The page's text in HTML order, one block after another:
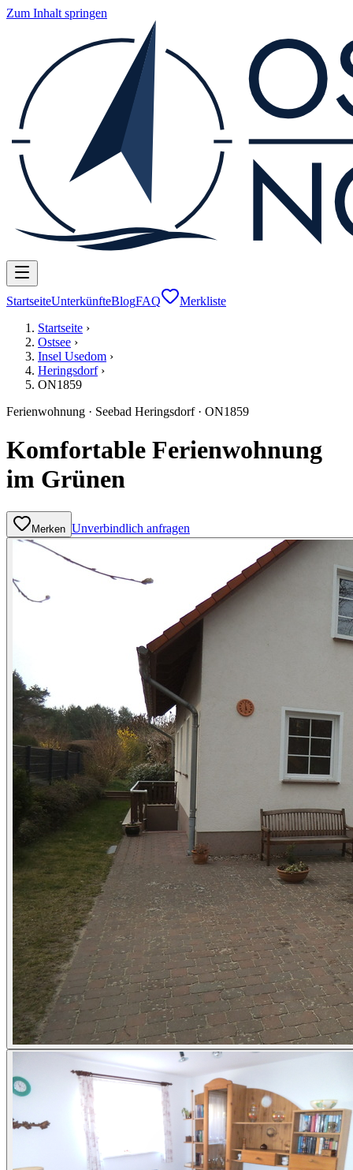
Zum Inhalt springen
StartseiteUnterkünfteBlogFAQ
Merkliste
Startseite ›
Ostsee ›
Insel Usedom ›
Heringsdorf›
ON1859
Ferienwohnung · Seebad Heringsdorf· ON1859
Komfortable Ferienwohnung
im Grünen
Merken Unverbindlich anfragen